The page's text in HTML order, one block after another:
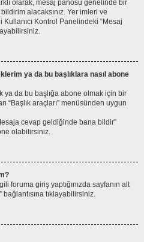
olarak, mesaj panosu genelinde bir
alacaksınız. Yer imleri ve
Kontrol Panelindeki “Mesaj
ya da bu başlıklara nasıl abone
ya da bu başlığa abone olmak için bir
“Başlık araçları” menüsünden uygun
cevap geldiğinde bana bildir”
olabilirsiniz.
foruma giriş yaptığınızda sayfanın alt
bağlantısına tıklayabilirsiniz.